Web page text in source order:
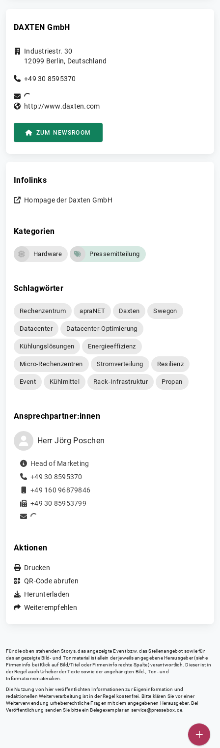
DAXTEN GmbH
Industriestr. 30
12099 Berlin, Deutschland
+49 30 8595370
http://www.daxten.com
ZUM NEWSROOM
Infolinks
Hompage der Daxten GmbH
Kategorien
Hardware Pressemitteilung
Schlagwörter
Rechenzentrum apraNET Daxten Swegon
Datacenter Datacenter-Optimierung
Kühlungslösungen Energieeffizienz
Micro-Rechenzentren Stromverteilung Resilienz
Event Kühlmittel Rack-Infrastruktur Propan
Ansprechpartner:innen
Herr Jörg Poschen
Head of Marketing
+49 30 8595370
+49 160 96879846
+49 30 85953799
Aktionen
Drucken
QR-Code abrufen
Herunterladen
Weiterempfehlen
Für die oben stehenden Storys, das angezeigte Event bzw. das Stellenangebot sowie für
das angezeigte Bild- und Tonmaterial ist allein der jeweils angegebene Herausgeber (siehe
Firmeninfo bei Klick auf Bild/Titel oder Firmeninfo rechte Spalte) verantwortlich. Dieser ist in
der Regel auch Urheber der Texte sowie der angehängten Bild-, Ton- und
Informationsmaterialien.
Die Nutzung von hier veröffentlichten Informationen zur Eigeninformation und
redaktionellen Weiterverarbeitung ist in der Regel kostenfrei. Bitte klären Sie vor einer
Weiterverwendung urheberrechtliche Fragen mit dem angegebenen Herausgeber. Bei
Veröffentlichung senden Sie bitte ein Belegexemplar an service@pressebox.de